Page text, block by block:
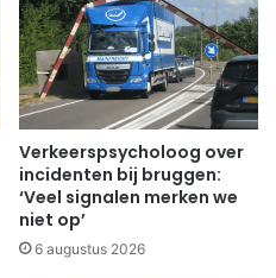
Verkeerspsycholoog over
incidenten bij bruggen:
‘Veel signalen merken we
niet op’
6 augustus 2026